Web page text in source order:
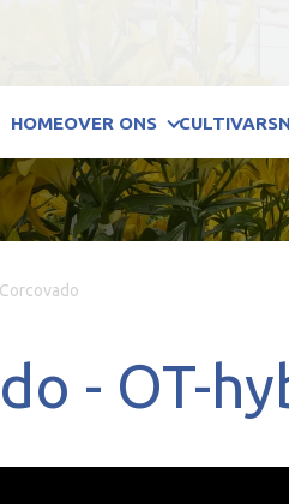
HOMEOVER ONS CULTIVARS
Corcovado
- OT-